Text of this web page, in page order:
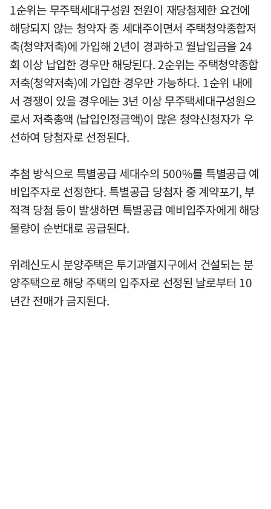
1순위는 무주택세대구성원 전원이 재당첨제한 요건에
해당되지 않는 청약자 중 세대주이면서 주택청약종합저
축(청약저축)에 가입해 2년이 경과하고 월납입금을 24
회 이상 납입한 경우만 해당된다. 2순위는 주택청약종합
저축(청약저축)에 가입한 경우만 가능하다. 1순위 내에
서 경쟁이 있을 경우에는 3년 이상 무주택세대구성원으
로서 저축총액 (납입인정금액)이 많은 청약신청자가 우
선하여 당첨자로 선정된다.
추첨 방식으로 특별공급 세대수의 500%를 특별공급 예
비입주자로 선정한다. 특별공급 당첨자 중 계약포기, 부
적격 당첨 등이 발생하면 특별공급 예비입주자에게 해당
물량이 순번대로 공급된다.
위례신도시 분양주택은 투기과열지구에서 건설되는 분
양주택으로 해당 주택의 입주자로 선정된 날로부터 10
년간 전매가 금지된다.